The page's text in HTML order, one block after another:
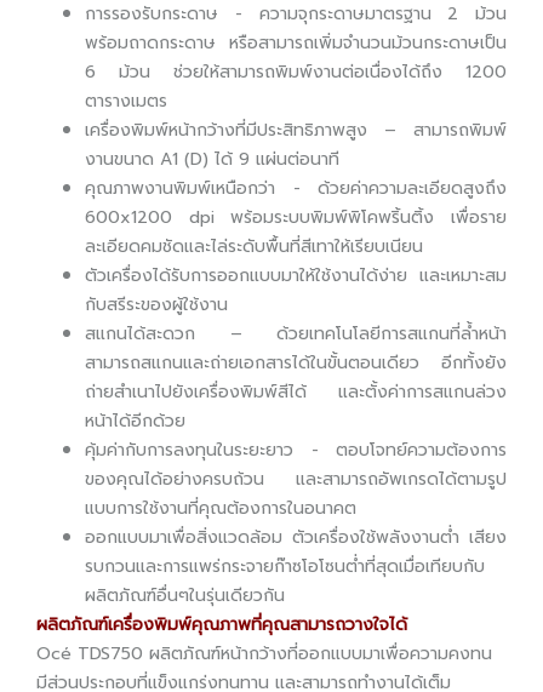
การรองรับกระดาษ - ความจุกระดาษมาตรฐาน 2 ม้วน
พร้อมถาดกระดาษ หรือสามารถเพิ่มจำนวนม้วนกระดาษเป็น
6 ม้วน ช่วยให้สามารถพิมพ์งานต่อเนื่องได้ถึง 1200
ตารางเมตร
เครื่องพิมพ์หน้ากว้างที่มีประสิทธิภาพสูง – สามารถพิมพ์
งานขนาด A1 (D) ได้ 9 แผ่นต่อนาที
คุณภาพงานพิมพ์เหนือกว่า - ด้วยค่าความละเอียดสูงถึง
600x1200 dpi พร้อมระบบพิมพ์พิโคพริ้นติ้ง เพื่อราย
ละเอียดคมชัดและไล่ระดับพื้นที่สีเทาให้เรียบเนียน
ตัวเครื่องได้รับการออกแบบมาให้ใช้งานได้ง่าย และเหมาะสม
กับสรีระของผู้ใช้งาน
สแกนได้สะดวก – ด้วยเทคโนโลยีการสแกนที่ล้ำหน้า
สามารถสแกนและถ่ายเอกสารได้ในขั้นตอนเดียว อีกทั้งยัง
ถ่ายสำเนาไปยังเครื่องพิมพ์สีได้ และตั้งค่าการสแกนล่วง
หน้าได้อีกด้วย
คุ้มค่ากับการลงทุนในระยะยาว - ตอบโจทย์ความต้องการ
ของคุณได้อย่างครบถ้วน และสามารถอัพเกรดได้ตามรูป
แบบการใช้งานที่คุณต้องการในอนาคต
ออกแบบมาเพื่อสิ่งแวดล้อม ตัวเครื่องใช้พลังงานต่ำ เสียง
รบกวนและการแพร่กระจายก๊าซโอโซนต่ำที่สุดเมื่อเทียบกับ
ผลิตภัณฑ์อื่นๆในรุ่นเดียวกัน
ผลิตภัณฑ์เครื่องพิมพ์คุณภาพที่คุณสามารถวางใจได้
Océ TDS750 ผลิตภัณฑ์หน้ากว้างที่ออกแบบมาเพื่อความคงทน
มีส่วนประกอบที่แข็งแกร่งทนทาน และสามารถทำงานได้เต็ม